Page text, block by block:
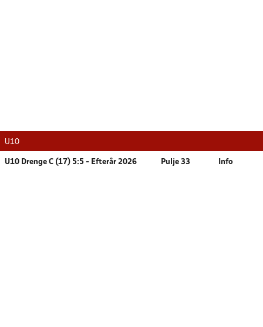
U10
U10 Drenge C (17) 5:5 - Efterår 2026 Pulje 33 Info